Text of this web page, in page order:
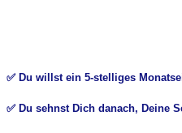
✅ Du willst ein 5-stelliges
✅ Du sehnst Dich danach, Deine